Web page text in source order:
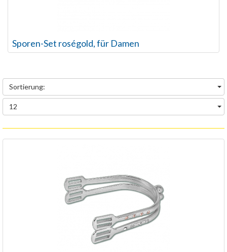
Sporen-Set roségold, für Damen
Sortierung:
12